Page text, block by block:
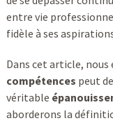
entre vie
fidèle à ses
Dans cet article,
compétences peut
véritable
aborderons la